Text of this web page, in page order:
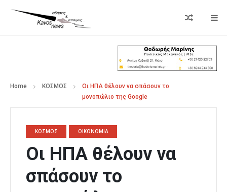
Home ΚΟΣΜΟΣ
Οι ΗΠΑ θέλουν να σπάσουν το
μονοπώλιο της Google
ΚΟΣΜΟΣ ΟΙΚΟΝΟΜΙΑ
Οι ΗΠΑ θέλουν να
σπάσουν το